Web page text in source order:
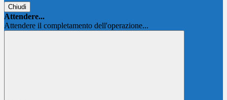
Chiudi
Attendere...
Attendere il completamento dell'operazione...